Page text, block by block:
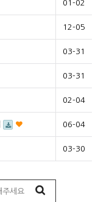
01-02
12-05
03-31
03-31
02-04
06-04
03-30